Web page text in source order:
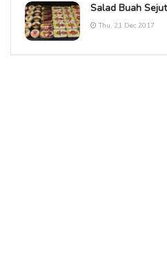
Salad Buah
Thu, 21 Dec 2017